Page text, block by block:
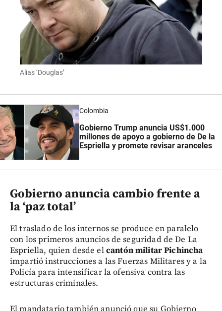
Alias ‘Douglas’
Colombia
Gobierno Trump anuncia US$1.000
millones de apoyo a gobierno de De la
Espriella y promete revisar aranceles
Gobierno anuncia cambio frente a
la ‘paz total’
El traslado de los internos se produce en paralelo
con los primeros anuncios de seguridad de De La
Espriella, quien desde elcantón militar Pichincha
impartió instrucciones a las Fuerzas Militares y a la
Policía para intensificar la ofensiva contra las
estructuras criminales.